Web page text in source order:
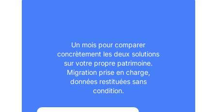
Un mois pour comparer
concrètement les deux solutions
sur votre propre patrimoine.
Migration prise en charge,
données restituées sans
condition.